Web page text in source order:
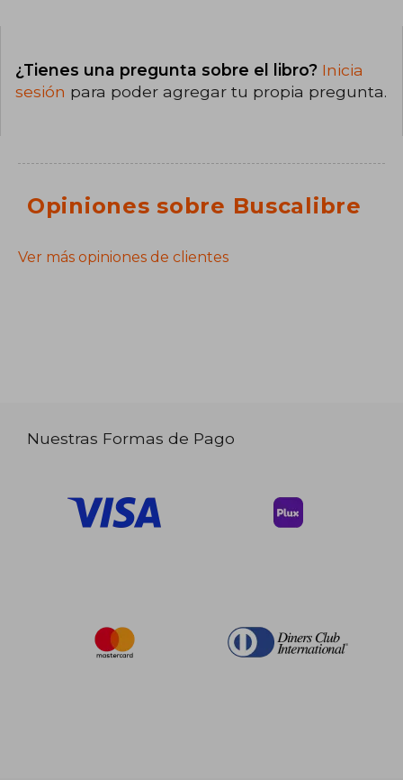
¿Tienes una pregunta sobre el libro? Inicia
sesión para poder agregar tu propia pregunta.
Opiniones sobre Buscalibre
Ver más opiniones de clientes
Nuestras Formas de Pago